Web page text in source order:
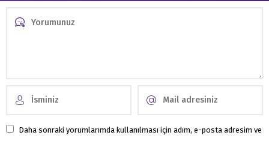
Daha sonraki yorumlarımda kullanılması için adım, e-posta adresim ve